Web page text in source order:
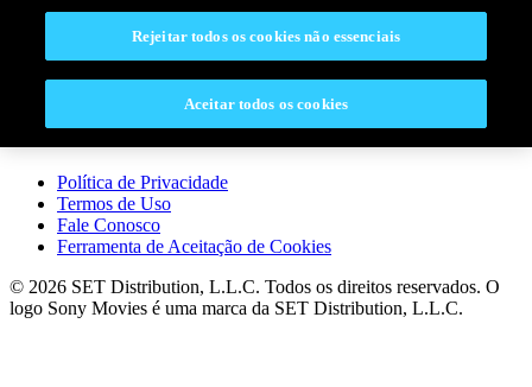
LEGAL
Política de Privacidade
Termos de Uso
Fale Conosco
Ferramenta de Aceitação de Cookies
© 2026 SET Distribution, L.L.C. Todos os direitos reservados. O
logo Sony Movies é uma marca da SET Distribution, L.L.C.
Rejeitar todos os cookies não essenciais
Aceitar todos os cookies